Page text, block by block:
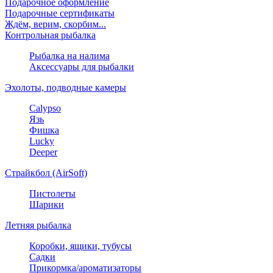
Подарочные сертификаты
Ждём, верим, скорбим...
Контрольная рыбалка
Рыбалка на налима
Аксессуары для рыбалки
Эхолоты, подводные камеры
Calypso
Язь
Фишка
Lucky
Deeper
Страйкбол (AirSoft)
Пистолеты
Шарики
Летняя рыбалка
Коробки, ящики, тубусы
Садки
Прикормка/ароматизаторы